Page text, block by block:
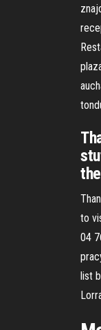
to
04
list